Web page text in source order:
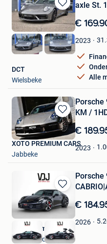
Bewaren
in
Mijn
Favorieten
axle St.
€
2023
Alle
DCT
Wielsbeke
Bewaren
in
Mijn
Favorieten
Porsche
KM /
€
2023
XOTO PREMIUM CARS
Jabbeke
Bewaren
in
Mijn
Favorieten
Porsche
€
2026
VDJ Automotive
Grobbendonk